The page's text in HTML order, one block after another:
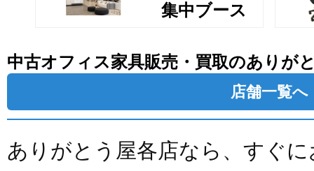
集中ブース
中古オフィス家具販売・買取のありが
店舗一覧へ
ありがとう屋各店なら、すぐ